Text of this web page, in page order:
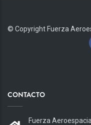
© Copyright Fuerza
CONTACTO
Fuerza